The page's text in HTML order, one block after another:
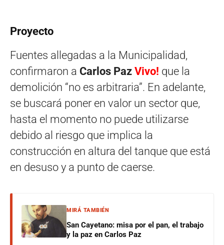
Proyecto
Fuentes allegadas a la Municipalidad,
confirmaron a Carlos Paz Vivo! que la
demolición “no es arbitraria”. En adelante,
se buscará poner en valor un sector que,
hasta el momento no puede utilizarse
debido al riesgo que implica la
construcción en altura del tanque que está
en desuso y a punto de caerse.
MIRÁ TAMBIÉN
San Cayetano: misa por el pan, el trabajo
y la paz en Carlos Paz